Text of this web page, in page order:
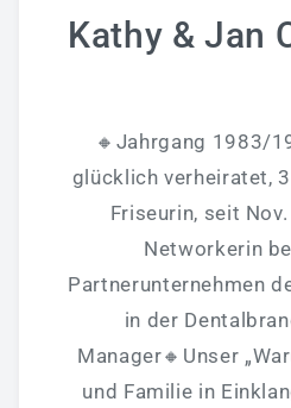
Kathy & Jan
🔸Jahrgang 1983/
glücklich verheiratet,
Friseurin, seit
Networkerin
Partnerunternehmen
in der
Manager🔸Unser
und Familie in